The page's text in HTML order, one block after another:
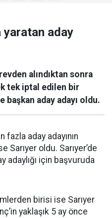
yaratan aday
alındıktan sonra
tek iptal edilen bir
başkan aday adayı oldu.
aday adayının
Sarıyer oldu. Sarıyer’de
adaylığı için başvuruda
birisi ise Sarıyer
yaklaşık 5 ay önce